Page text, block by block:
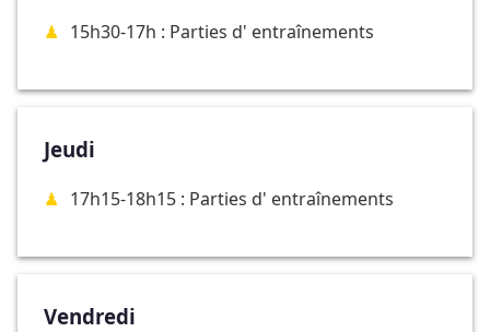
15h30-17h : Parties d' entraînements
Jeudi
17h15-18h15 : Parties d' entraînements
Vendredi